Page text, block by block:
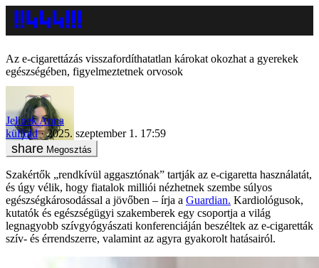
Az e-cigarettázás visszafordíthatatlan károkat okozhat a gyerekek
egészségében, figyelmeztetnek orvosok
Jelinek Anna
külföld
2025. szeptember 1. 17:59
Megosztás
Szakértők „rendkívül aggasztónak” tartják az e-cigaretta használatát,
és úgy vélik, hogy fiatalok milliói nézhetnek szembe súlyos
egészségkárosodással a jövőben – írja a Guardian. Kardiológusok,
kutatók és egészségügyi szakemberek egy csoportja a világ
legnagyobb szívgyógyászati konferenciáján beszéltek az e-cigaretták
szív- és érrendszerre, valamint az agyra gyakorolt hatásairól.